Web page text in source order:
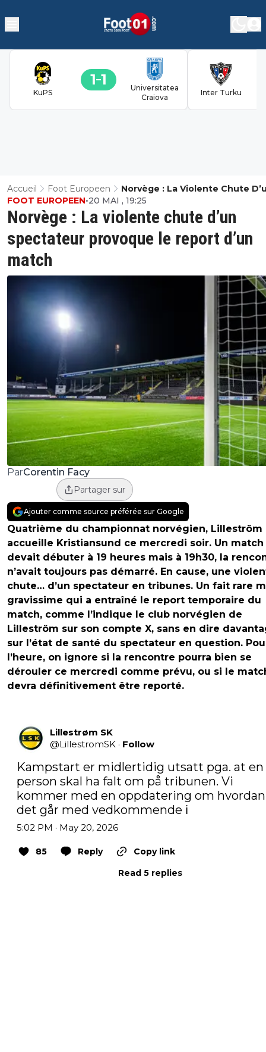
KuPS
1 1
Universitatea
Craiova
Inter Turku
Accueil Foot Europeen
Norvège : La Violente Chute
Spectateur Provoque Le
Match
Norvège : La violente chute d’un
spectateur provoque le report d’un
match
FOOT EUROPEEN•20 MAI , 19:25
ParCorentin Facy
Partager sur
Ajouter comme source préférée sur Google
Quatrième du championnat norvégien, Lilleström
accueille Kristiansund ce mercredi soir. Un
devait débuter à 19 heures mais à 19h30, la
n’avait toujours pas démarré. En cause, une
chute… d’un spectateur en tribunes. Un fait rare
gravissime qui a entraîné le report temporaire du
match, comme l’indique le club norvégien de
Lilleström sur son compte X, sans en dire
sur l’état de santé du spectateur en question.
l’heure, on ignore si la rencontre pourra bien se
dérouler ce mercredi comme prévu, ou si le
devra définitivement être reporté.
Lillestrøm SK
@LillestromSK · Follow
Kampstart er midlertidig utsatt pga. at en
person skal ha falt om på tribunen. Vi
kommer med en oppdatering om hvordan
det går med vedkommende ℹ️
5:02 PM · May 20, 2026
85 Reply
Copy link
Read 5 replies